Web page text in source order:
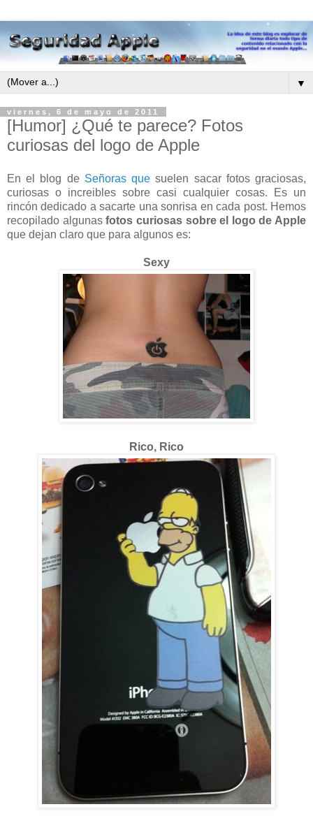
▼
viernes, 6 de mayo de 2011
[Humor] ¿Qué te parece? Fotos
curiosas del logo de Apple
En el blog de Señoras que suelen sacar fotos graciosas,
curiosas o increibles sobre casi cualquier cosas. Es un
rincón dedicado a sacarte una sonrisa en cada post. Hemos
recopilado algunasfotos curiosas sobre el logo de Apple
que dejan claro que para algunos es:
Sexy
Rico, Rico